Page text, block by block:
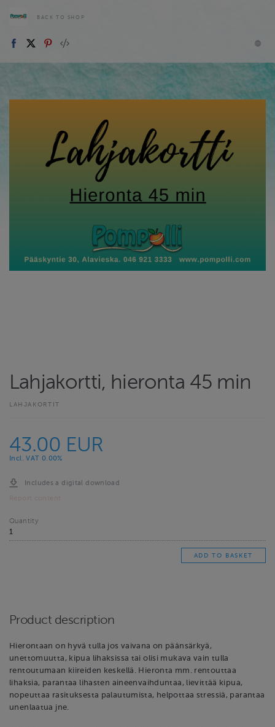
BACK TO SHOP
Lahjakortti, hieronta 45 min
LAHJAKORTIT
43.00 EUR
Incl. VAT 0.00%
Includes a digital download
Quantity
Product description
Hierontaan on hyvä tulla jos vaivana on päänsärkyä,
unettomuutta, kipua lihaksissa tai olisi mukava vain tulla
rentoutumaan kiireiden keskellä. Hieronta mm. rentouttaa
lihaksia, parantaa lihasten aineenvaihduntaa, lievittää kipua,
nopeuttaa rasituksesta palautumista, helpottaa stressiä, parantaa
unenlaatua jne.